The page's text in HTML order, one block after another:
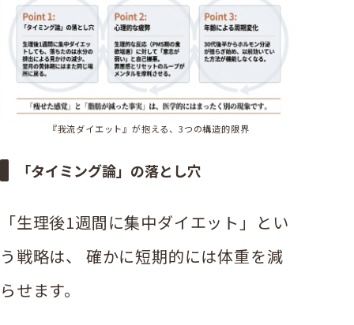
『我流ダイエット』が抱える、3つの構造的限界
「タイミング論」の落とし穴
「生理後1週間に集中ダイエット」とい
う戦略は、 確かに短期的には体重を減
らせます。